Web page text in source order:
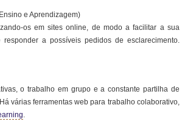
e Aprendizagem)
os em sites online, de modo a facilitar a sua
a possíveis pedidos de esclarecimento.
o trabalho em grupo e a constante partilha de
várias ferramentas web para trabalho colaborativo,
.